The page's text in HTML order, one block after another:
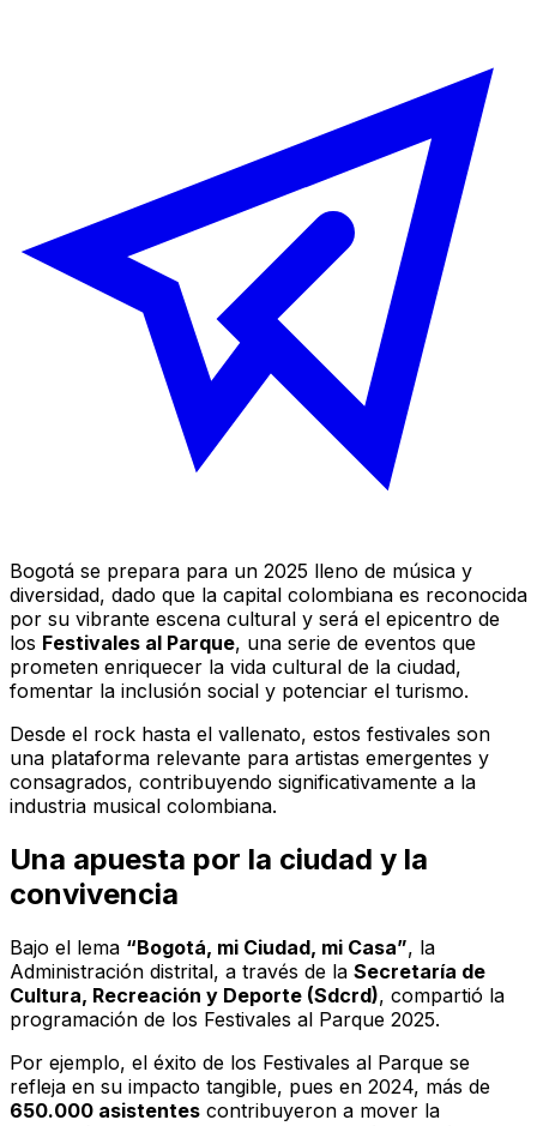
Bogotá se prepara para un 2025 lleno de música y
diversidad, dado que la capital colombiana es reconocida
por su vibrante escena cultural y será el epicentro de
los Festivales al Parque, una serie de eventos que
prometen enriquecer la vida cultural de la ciudad,
fomentar la inclusión social y potenciar el turismo.
Desde el rock hasta el vallenato, estos festivales son
una plataforma relevante para artistas emergentes y
consagrados, contribuyendo significativamente a la
industria musical colombiana.
Una apuesta por la ciudad y la
convivencia
Bajo el lema “Bogotá, mi Ciudad, mi Casa”, la
Administración distrital, a través de la Secretaría de
Cultura, Recreación y Deporte (Sdcrd), compartió la
programación de los Festivales al Parque 2025.
Por ejemplo, el éxito de los Festivales al Parque se
refleja en su impacto tangible, pues en 2024, más de
650.000 asistentes contribuyeron a mover la